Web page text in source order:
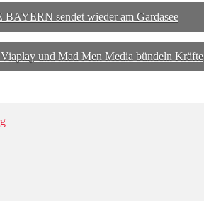
sendet wieder am Gardasee
und Mad Men Media bündeln Kräfte